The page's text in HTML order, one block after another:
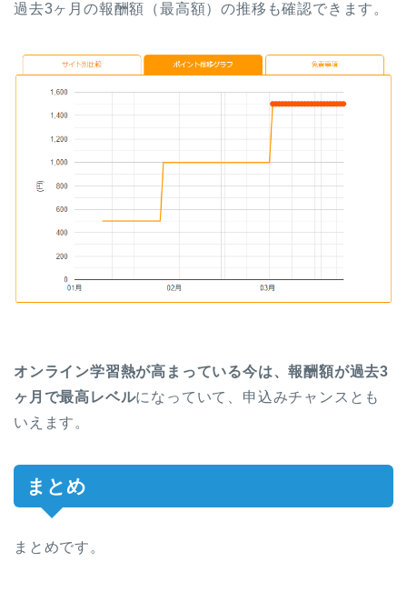
過去3ヶ月の報酬額（最高額）の推移も確認できます。
オンライン学習熱が高まっている今は、報酬額が過去3
ヶ月で最高レベルになっていて、申込みチャンスとも
いえます。
まとめ
まとめです。